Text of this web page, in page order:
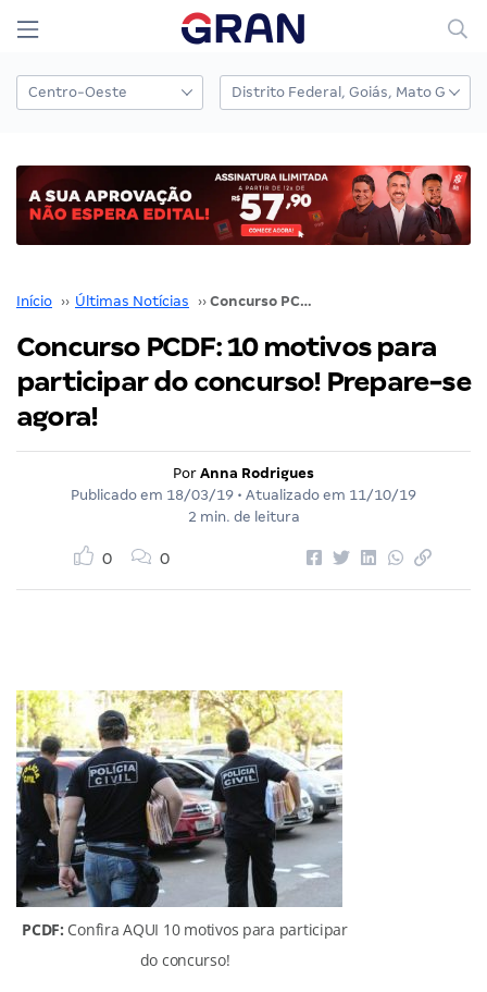
Início ›› Últimas Notícias ›› Concurso PCDF: 10 motivos para participar do concurso! Prepare-se agora!
Concurso PCDF: 10 motivos para
participar do concurso! Prepare-se
agora!
Por Anna Rodrigues
Publicado em 18/03/19 • Atualizado em 11/10/19
2 min. de leitura
0 0
PCDF: Confira AQUI 10 motivos para participar
do concurso!